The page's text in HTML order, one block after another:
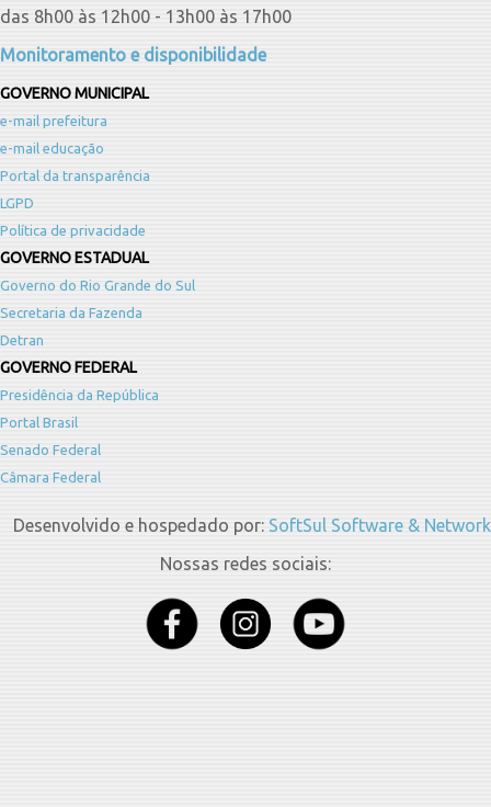
das 8h00 às 12h00 - 13h00 às 17h00
Monitoramento e disponibilidade
GOVERNO MUNICIPAL
e-mail prefeitura
e-mail educação
Portal da transparência
LGPD
Política de privacidade
GOVERNO ESTADUAL
Governo do Rio Grande do Sul
Secretaria da Fazenda
Detran
GOVERNO FEDERAL
Presidência da República
Portal Brasil
Senado Federal
Câmara Federal
Desenvolvido e hospedado por: SoftSul Software & Network
Nossas redes sociais: